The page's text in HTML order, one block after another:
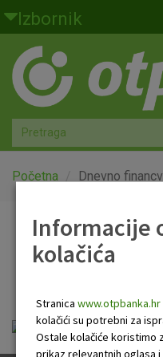
Skoči na glavni sadržaj
Izbornik
Građani
Privatno bankarstvo
Agro
Mala poduzeća i obrtnici
Globalna tržišta
O nama
Početna Dnevno
Dnevno
Dnevno
Informacije
kolačića
Stranica www.otpbanka.hr
kolačići su potrebni za
Ostale kolačiće koristimo
prikaz relevantnih oglasa